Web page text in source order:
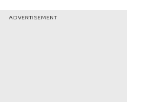
ADVERTISEMENT